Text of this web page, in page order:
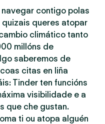
contigo polas
queres atopar
climático tanto
millóns de
saberemos de
citas en liña
Tinder ten funcións
visibilidade e a
que che gustan.
ti ou atopa alguén